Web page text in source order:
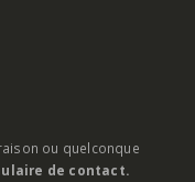
ou quelconque
de contact.